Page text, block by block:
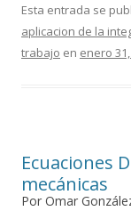
Esta entrada se
aplicacion de la
trabajo en enero
Ecuaciones
mecánicas
Por Omar